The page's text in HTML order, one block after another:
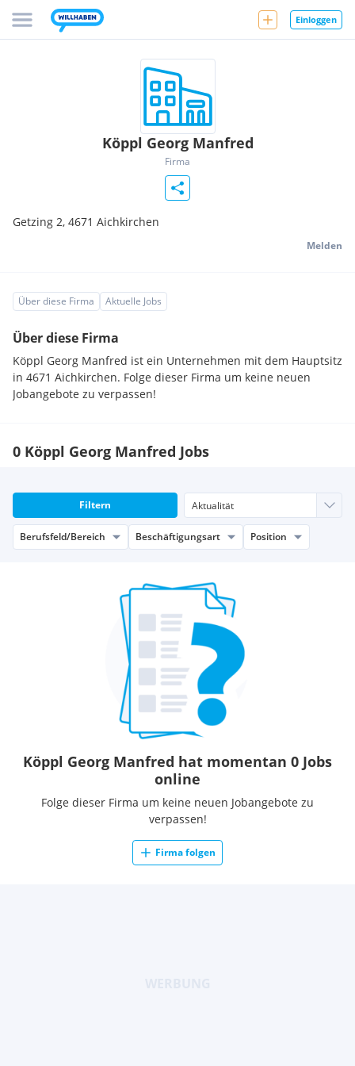
Einloggen
Köppl Georg Manfred
Firma
Getzing 2, 4671 Aichkirchen
Melden
Über diese Firma Aktuelle Jobs
Über diese Firma
Köppl Georg Manfred ist ein Unternehmen mit dem Hauptsitz
in 4671 Aichkirchen. Folge dieser Firma um keine neuen
Jobangebote zu verpassen!
0 Köppl Georg Manfred Jobs
Filtern
Berufsfeld/Bereich Beschäftigungsart Position
Köppl Georg Manfred hat momentan 0 Jobs
online
Folge dieser Firma um keine neuen Jobangebote zu
verpassen!
Firma folgen